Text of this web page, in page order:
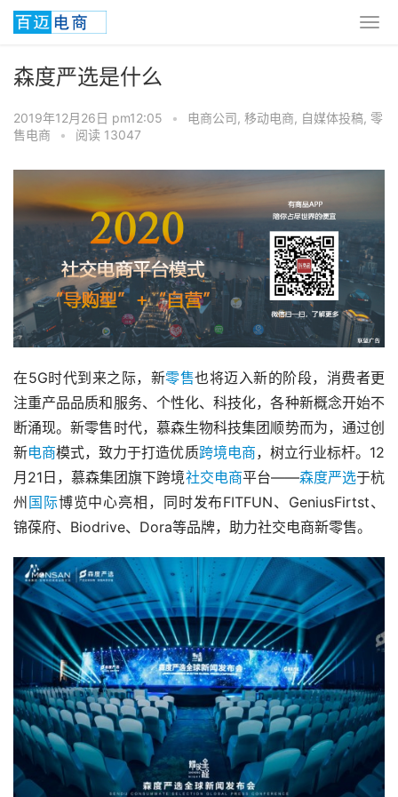
森度严选是什么
2019年12月26日 pm12:05 • 电商公司, 移动电商, 自媒体投稿, 零
售电商
• 阅读 13047
在5G时代到来之际，新零售也将迈入新的阶段，消费者更
注重产品品质和服务、个性化、科技化，各种新概念开始不
断涌现。新零售时代，慕森生物科技集团顺势而为，通过创
新电商模式，致力于打造优质跨境电商，树立行业标杆。12
月21日，慕森集团旗下跨境社交电商平台——森度严选于杭
州国际博览中心亮相，同时发布FITFUN、GeniusFirtst、
锦葆府、Biodrive、Dora等品牌，助力社交电商新零售。